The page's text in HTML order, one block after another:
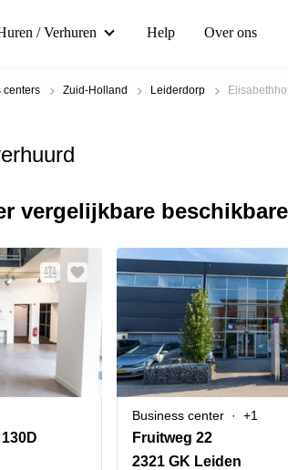
/ Verhuren Help Over ons
centers Zuid-Holland Leiderdorp
vergelijkbare
Business center +1
Fruitweg 22
2321 GK Leiden